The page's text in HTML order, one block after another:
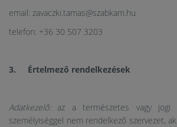
email: zavaczki.tamas@szabkam.hu
telefon: +36 30 507 3203
3. Értelmező rendelkezések
Adatkezelő:az a természetes vagy jogi
személyiséggel nem rendelkező szervezet,